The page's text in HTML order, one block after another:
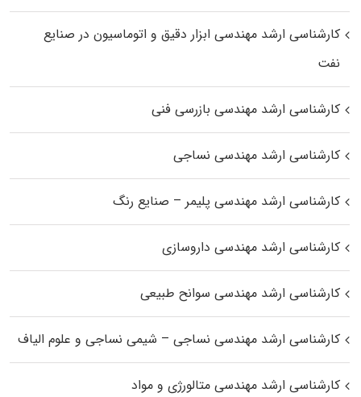
کارشناسی ارشد مهندسی ابزار دقیق و اتوماسیون در صنایع
نفت
کارشناسی ارشد مهندسی بازرسی فنی
کارشناسی ارشد مهندسی نساجی
کارشناسی ارشد مهندسی پلیمر – صنایع رنگ
کارشناسی ارشد مهندسی داروسازی
کارشناسی ارشد مهندسی سوانح طبیعی
کارشناسی ارشد مهندسی نساجی – شیمی نساجی و علوم الیاف
کارشناسی ارشد مهندسی متالورژی و مواد